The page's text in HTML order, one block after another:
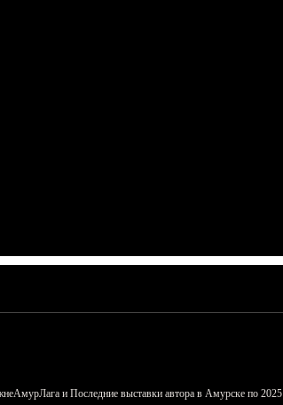
и Последние выставки автора в Амурске по 2025